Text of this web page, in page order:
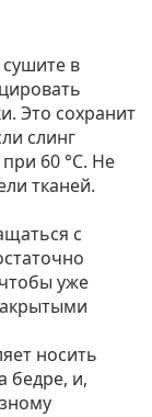
в
Это сохранит
слинг
60 °C. Не
тканей.
с
уже
носить
бедре, и,